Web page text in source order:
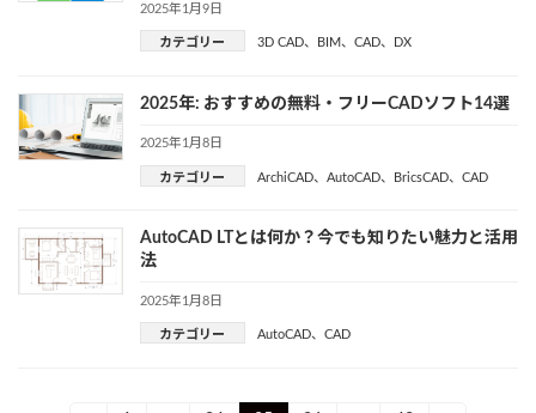
2025年1月9日
カテゴリー 3D CAD、 BIM、 CAD、 DX
2025年: おすすめの無料・フリーCADソフト14選
2025年1月8日
カテゴリー ArchiCAD、 AutoCAD、 BricsCAD、 CAD
AutoCAD LTとは何か？今でも知りたい魅力と活用
法
2025年1月8日
カテゴリー AutoCAD、 CAD